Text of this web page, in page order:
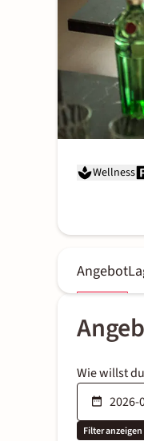
Wellness
Angebot
Wie willst
Filter anzeigen